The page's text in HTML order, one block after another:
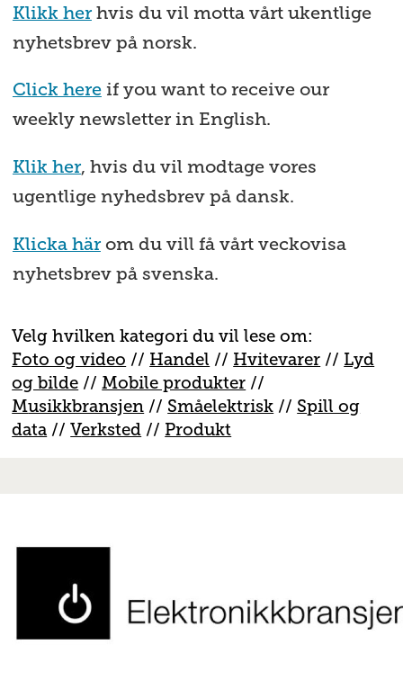
Klikk herhvis du vil motta vårt ukentlige
nyhetsbrev på norsk.
Click hereif you want to receive our
weekly newsletter in English.
Klik her, hvis du vil modtage vores
ugentlige nyhedsbrev på dansk.
Klicka härom du vill få vårt veckovisa
nyhetsbrev på svenska.
Velg hvilken kategori du vil lese om:
Foto og video // Handel // Hvitevarer // Lyd
og bilde //Mobile produkter //
Musikkbransjen // Småelektrisk // Spill og
data //Verksted // Produkt